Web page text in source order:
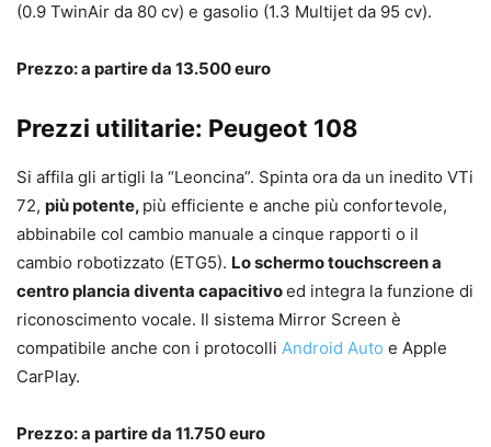
(0.9 TwinAir da 80 cv) e gasolio (1.3 Multijet da 95 cv).
Prezzo: a partire da 13.500 euro
Prezzi utilitarie: Peugeot 108
Si affila gli artigli la “Leoncina”. Spinta ora da un inedito VTi
72, più potente, più efficiente e anche più confortevole,
abbinabile col cambio manuale a cinque rapporti o il
cambio robotizzato (ETG5). Lo schermo touchscreen a
centro plancia diventa capacitivoed integra la funzione di
riconoscimento vocale. Il sistema Mirror Screen è
compatibile anche con i protocolli Android Auto e Apple
CarPlay.
Prezzo: a partire da 11.750 euro